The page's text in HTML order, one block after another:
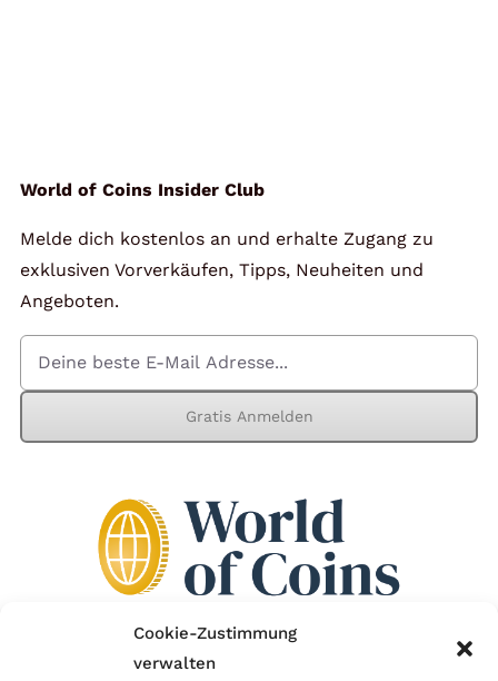
Cookie-Zustimmung
verwalten
World of Coins Insider Club
Melde dich kostenlos an und erhalte Zugang zu
exklusiven Vorverkäufen, Tipps, Neuheiten und
Angeboten.
Gratis Anmelden